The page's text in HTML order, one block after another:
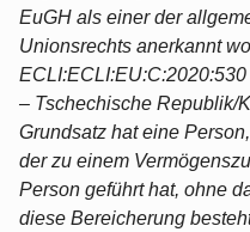
EuGH als einer der
Unionsrechts anerkannt
ECLI:ECLI:EU:C:2020:530
– Tschechische Republik/
Grundsatz hat eine
der zu einem
Person geführt hat, ohne
diese Bereicherung